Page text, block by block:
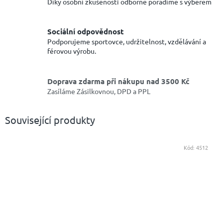
Sociální odpovědnost
Podporujeme sportovce, udržitelnost, vzdělávání a
férovou výrobu.
Doprava zdarma při nákupu nad 3500 Kč
Zasíláme Zásilkovnou, DPD a PPL
Související produkty
Kód: 4512